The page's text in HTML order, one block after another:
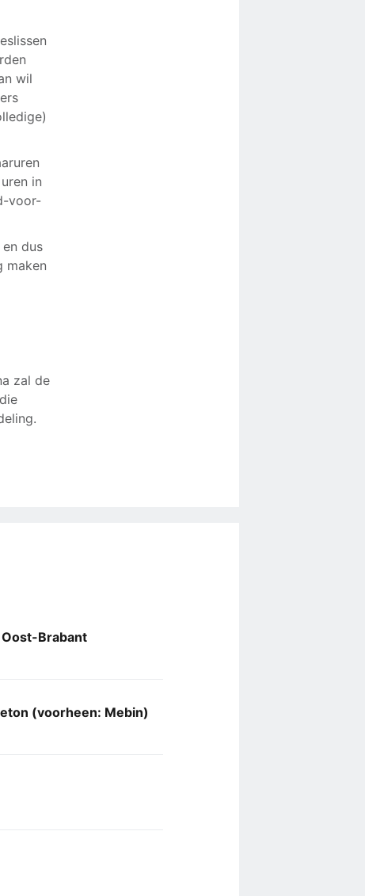
wil
in
voor-
dus
maken
zal de
Brabant
(voorheen: Mebin)